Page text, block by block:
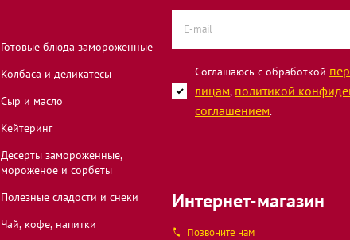
Готовые блюда замороженные
Колбаса и деликатесы
Сыр и масло
Кейтеринг
Десерты замороженные,
мороженое и сорбеты
Полезные сладости и снеки
Чай, кофе, напитки
Соглашаюсь с обработкой
лицам, политикой
соглашением.
Интернет-магазин
Позвоните нам